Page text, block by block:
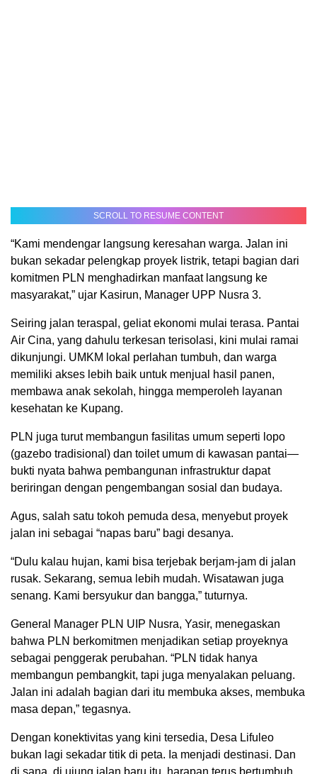
SCROLL TO RESUME CONTENT
“Kami mendengar langsung keresahan warga. Jalan ini
bukan sekadar pelengkap proyek listrik, tetapi bagian dari
komitmen PLN menghadirkan manfaat langsung ke
masyarakat,” ujar Kasirun, Manager UPP Nusra 3.
Seiring jalan teraspal, geliat ekonomi mulai terasa. Pantai
Air Cina, yang dahulu terkesan terisolasi, kini mulai ramai
dikunjungi. UMKM lokal perlahan tumbuh, dan warga
memiliki akses lebih baik untuk menjual hasil panen,
membawa anak sekolah, hingga memperoleh layanan
kesehatan ke Kupang.
PLN juga turut membangun fasilitas umum seperti lopo
(gazebo tradisional) dan toilet umum di kawasan pantai—
bukti nyata bahwa pembangunan infrastruktur dapat
beriringan dengan pengembangan sosial dan budaya.
Agus, salah satu tokoh pemuda desa, menyebut proyek
jalan ini sebagai “napas baru” bagi desanya.
“Dulu kalau hujan, kami bisa terjebak berjam-jam di jalan
rusak. Sekarang, semua lebih mudah. Wisatawan juga
senang. Kami bersyukur dan bangga,” tuturnya.
General Manager PLN UIP Nusra, Yasir, menegaskan
bahwa PLN berkomitmen menjadikan setiap proyeknya
sebagai penggerak perubahan. “PLN tidak hanya
membangun pembangkit, tapi juga menyalakan peluang.
Jalan ini adalah bagian dari itu membuka akses, membuka
masa depan,” tegasnya.
Dengan konektivitas yang kini tersedia, Desa Lifuleo
bukan lagi sekadar titik di peta. Ia menjadi destinasi. Dan